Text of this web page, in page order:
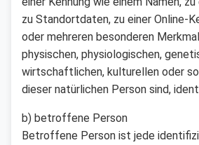
zu Standortdaten, zu einer Online-
oder mehreren besonderen
physischen, physiologischen,
wirtschaftlichen, kulturellen oder
dieser natürlichen Person sind,
b) betroffene Person
Betroffene Person ist jede